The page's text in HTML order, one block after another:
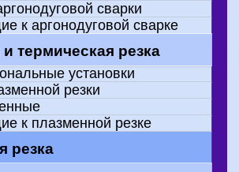
сварки
к аргонодуговой сварке
термическая резка
установки
резки
к плазменной резке
резка